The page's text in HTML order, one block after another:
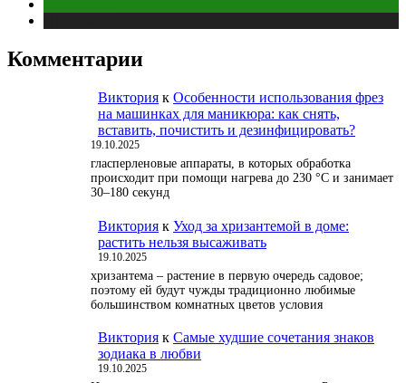
Комментарии
Виктория к Особенности использования фрез
на машинках для маникюра: как снять,
вставить, почистить и дезинфицировать?
19.10.2025
гласперленовые аппараты, в которых обработка
происходит при помощи нагрева до 230 °С и занимает
30–180 секунд
Виктория к Уход за хризантемой в доме:
растить нельзя высаживать
19.10.2025
хризантема – растение в первую очередь садовое;
поэтому ей будут чужды традиционно любимые
большинством комнатных цветов условия
Виктория к Самые худшие сочетания знаков
зодиака в любви
19.10.2025